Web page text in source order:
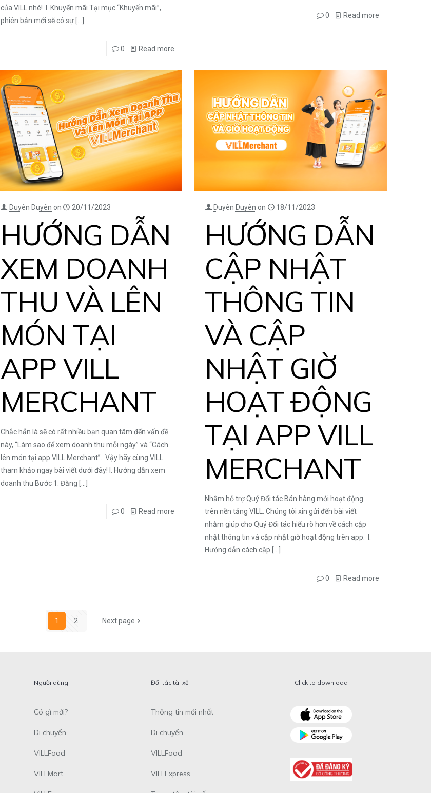
của VILL nhé! I. Khuyến mãi Tại mục “Khuyến mãi”,
phiên bản mới sẽ có sự[…]
0 Read more
0 Read more
Duyên Duyên on 20/11/2023
HƯỚNG DẪN
XEM DOANH
THU VÀ LÊN
MÓN TẠI
APP VILL
MERCHANT
Chắc hẳn là sẽ có rất nhiều bạn quan tâm đến vấn đề
này, “Làm sao để xem doanh thu mỗi ngày” và “Cách
lên món tại app VILL Merchant”. Vậy hãy cùng VILL
tham khảo ngay bài viết dưới đây! I. Hướng dẫn xem
doanh thu Bước 1: Đăng
0 Read more
Duyên Duyên on 18/11/2023
HƯỚNG DẪN
CẬP NHẬT
THÔNG TIN
VÀ CẬP
NHẬT GIỜ
HOẠT ĐỘNG
TẠI APP VILL
MERCHANT
Nhằm hỗ trợ Quý Đối tác Bán hàng mới hoạt động
trên nền tảng VILL. Chúng tôi xin gửi đến bài viết
nhằm giúp cho Quý Đối tác hiểu rõ hơn về cách cập
nhật thông tin và cập nhật giờ hoạt động trên app. I.
Hướng dẫn cách cập
0 Read more
1 2 Next page
Người dùng
Có gì mới?
Di chuyển
VILLFood
VILLMart
Đối tác tài xế
Thông tin mới nhất
Di chuyển
VILLFood
VILLExpress
Click to download